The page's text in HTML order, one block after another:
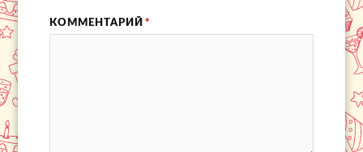
КОММЕНТАРИЙ *